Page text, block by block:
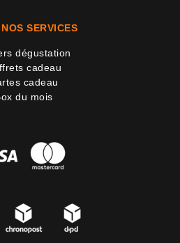
SERVICES
dégustation
cadeau
cadeau
du mois